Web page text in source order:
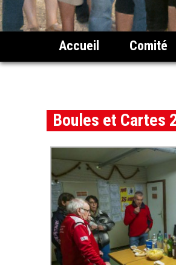
Accueil Comité
Boules et Cartes